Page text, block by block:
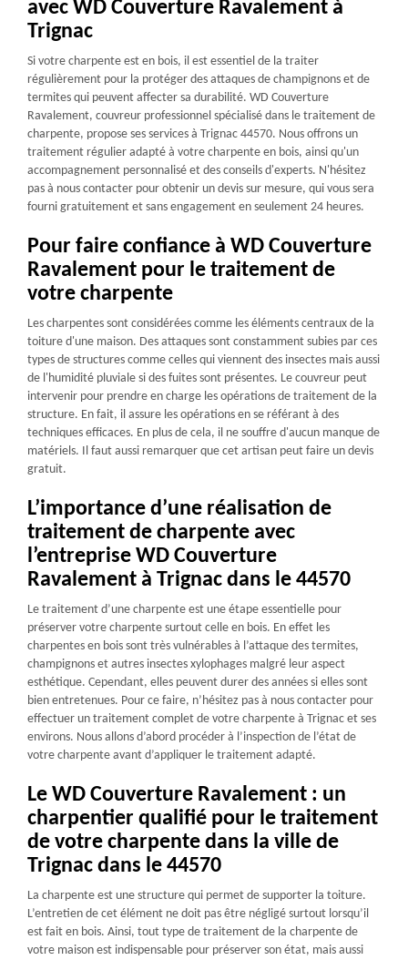
avec WD Couverture Ravalement à
Trignac
Si votre charpente est en bois, il est essentiel de la traiter
régulièrement pour la protéger des attaques de champignons et de
termites qui peuvent affecter sa durabilité. WD Couverture
Ravalement, couvreur professionnel spécialisé dans le traitement de
charpente, propose ses services à Trignac 44570. Nous offrons un
traitement régulier adapté à votre charpente en bois, ainsi qu'un
accompagnement personnalisé et des conseils d'experts. N'hésitez
pas à nous contacter pour obtenir un devis sur mesure, qui vous sera
fourni gratuitement et sans engagement en seulement 24 heures.
Pour faire confiance à WD Couverture
Ravalement pour le traitement de
votre charpente
Les charpentes sont considérées comme les éléments centraux de la
toiture d'une maison. Des attaques sont constamment subies par ces
types de structures comme celles qui viennent des insectes mais aussi
de l'humidité pluviale si des fuites sont présentes. Le couvreur peut
intervenir pour prendre en charge les opérations de traitement de la
structure. En fait, il assure les opérations en se référant à des
techniques efficaces. En plus de cela, il ne souffre d'aucun manque de
matériels. Il faut aussi remarquer que cet artisan peut faire un devis
gratuit.
L’importance d’une réalisation de
traitement de charpente avec
l’entreprise WD Couverture
Ravalement à Trignac dans le 44570
Le traitement d’une charpente est une étape essentielle pour
préserver votre charpente surtout celle en bois. En effet les
charpentes en bois sont très vulnérables à l’attaque des termites,
champignons et autres insectes xylophages malgré leur aspect
esthétique. Cependant, elles peuvent durer des années si elles sont
bien entretenues. Pour ce faire, n’hésitez pas à nous contacter pour
effectuer un traitement complet de votre charpente à Trignac et ses
environs. Nous allons d’abord procéder à l’inspection de l’état de
votre charpente avant d’appliquer le traitement adapté.
Le WD Couverture Ravalement : un
charpentier qualifié pour le traitement
de votre charpente dans la ville de
Trignac dans le 44570
La charpente est une structure qui permet de supporter la toiture.
L’entretien de cet élément ne doit pas être négligé surtout lorsqu’il
est fait en bois. Ainsi, tout type de traitement de la charpente de
votre maison est indispensable pour préserver son état, mais aussi